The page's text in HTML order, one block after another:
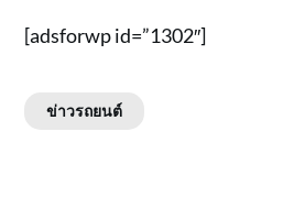
[adsforwp id=”1302″]
ข่าวรถยนต์